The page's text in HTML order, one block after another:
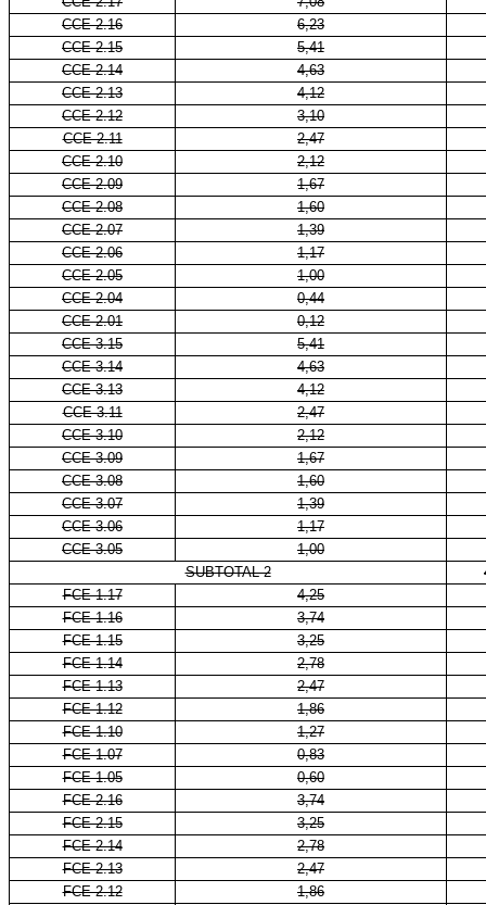
CCE 2.16
6,23
CCE 2.15
5,41
CCE 2.14
4,63
CCE 2.13
4,12
CCE 2.12
3,10
CCE 2.11
2,47
CCE 2.10
2,12
CCE 2.09
1,67
CCE 2.08
1,60
CCE 2.07
1,39
CCE 2.06
1,17
CCE 2.05
1,00
CCE 2.04
0,44
CCE 2.01
0,12
CCE 3.15
5,41
CCE 3.14
4,63
CCE 3.13
4,12
CCE 3.11
2,47
CCE 3.10
2,12
CCE 3.09
1,67
CCE 3.08
1,60
CCE 3.07
1,39
CCE 3.06
1,17
CCE 3.05
1,00
SUBTOTAL 2
FCE 1.17
4,25
FCE 1.16
3,74
FCE 1.15
3,25
FCE 1.14
2,78
FCE 1.13
2,47
FCE 1.12
1,86
FCE 1.10
1,27
FCE 1.07
0,83
FCE 1.05
0,60
FCE 2.16
3,74
FCE 2.15
3,25
FCE 2.14
2,78
FCE 2.13
2,47
FCE 2.12
1,86